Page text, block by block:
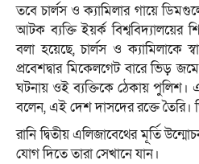
তবে চার্লস ও ক্যামিলার গায়ে
আটক ব্যক্তি ইয়র্ক বিশ্ববিদ্যালয়ের
বলা হয়েছে, চার্লস ও ক্যামিলাকে
প্রবেশদ্বার মিকেলগেট বারে ভিড়
ঘটনায় ওই ব্যক্তিকে ঠেকায় পুলিশ।
বলেন, এই দেশ দাসদের রক্তে তৈরি।
রানি দ্বিতীয় এলিজাবেথের মূর্তি
যোগ দিতে তারা সেখানে যান।